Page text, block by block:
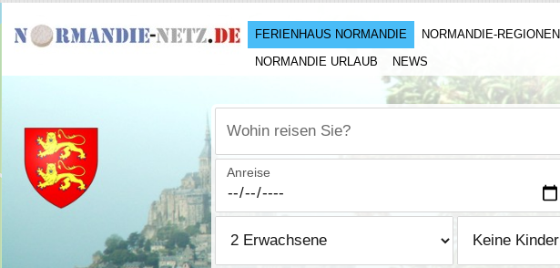
FERIENHAUS NORMANDIE NORMANDIE-REGIONEN
NORMANDIE URLAUB
NEWS
Wohin reisen Sie?
Anreise